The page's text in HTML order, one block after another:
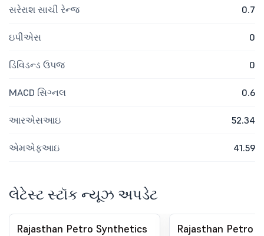
સરેરાશ સાચી રેન્જ 0.7
ઇપીએસ 0
ડિવિડન્ડ ઉપજ 0
MACD સિગ્નલ 0.6
આરએસઆઇ 52.34
એમએફઆઇ 41.59
લેટેસ્ટ સ્ટૉક ન્યૂઝ અપડેટ
Rajasthan Petro Synthetics
Rajasthan Petro